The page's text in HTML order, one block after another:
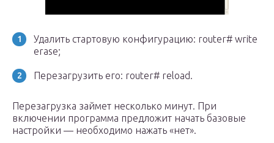
Удалить стартовую конфигурацию: router# write
erase;
Перезагрузить его: router# reload.
Перезагрузка займет несколько минут. При
включении программа предложит начать базовые
настройки — необходимо нажать «нет».